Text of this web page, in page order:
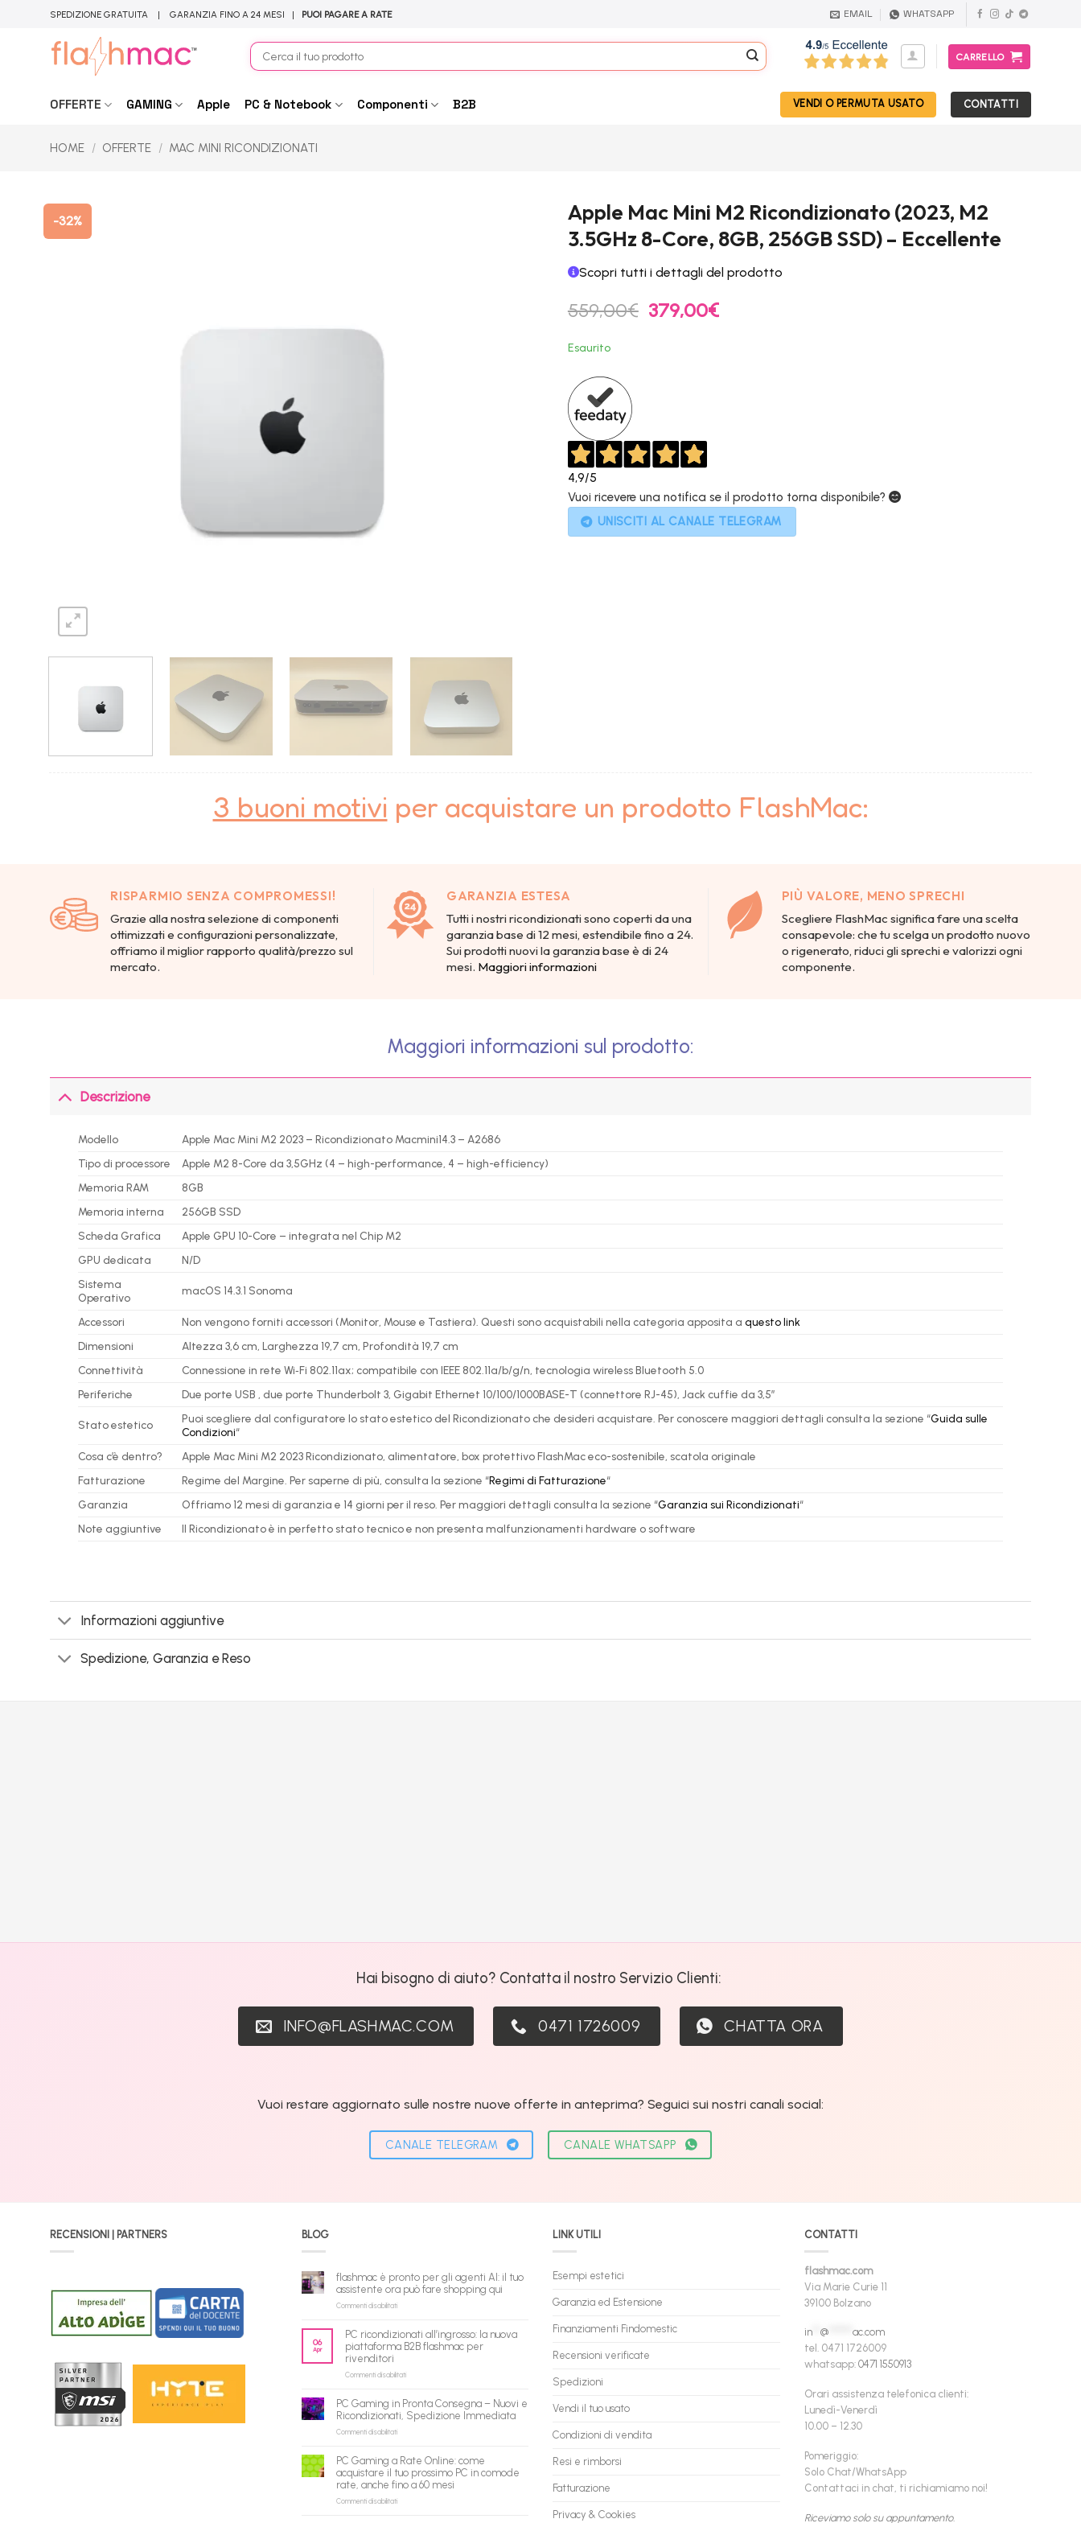
SPEDIZIONE GRATUITA | GARANZIA FINO A 24 MESI | PUOI PAGARE A RATE EMAIL WHATSAPP
Cerca:
CARRELLO
OFFERTE GAMING Apple PC & Notebook Componenti B2B VENDI O PERMUTA USATO CONTATTI
HOME / OFFERTE / MAC MINI RICONDIZIONATI
-32%
Apple Mac Mini M2 Ricondizionato (2023, M2
3.5GHz 8-Core, 8GB, 256GB SSD) – Eccellente
Scopri tutti i dettagli del prodotto
559,00€ Il
prezzo
379,00€Il
prezzo
Esaurito
4,9/5
Vuoi ricevere una notifica se il prodotto torna disponibile?
UNISCITI AL CANALE TELEGRAM
3 buoni motivi per acquistare un prodotto FlashMac:
RISPARMIO SENZA COMPROMESSI!
Grazie alla nostra selezione di componenti
ottimizzati e configurazioni personalizzate,
offriamo il miglior rapporto qualità/prezzo sul
mercato.
GARANZIA ESTESA
Tutti i nostri ricondizionati sono coperti da una
garanzia base di 12 mesi, estendibile fino a 24.
Sui prodotti nuovi la garanzia base è di 24
mesi. Maggiori informazioni
PIÙ VALORE, MENO SPRECHI
Scegliere FlashMac significa fare una scelta
consapevole: che tu scelga un prodotto nuovo
o rigenerato, riduci gli sprechi e valorizzi ogni
componente.
Maggiori informazioni sul prodotto:
Descrizione
Modello
Apple Mac Mini M2 2023 – Ricondizionato Macmini14.3 – A2686
Tipo di processore
Apple M2 8-Core da 3,5GHz (4 – high-performance, 4 – high-efficiency)
Memoria RAM
8GB
Memoria interna
256GB SSD
Scheda Grafica
Apple GPU 10-Core – integrata nel Chip M2
GPU dedicata
N/D
Sistema
Operativo
macOS 14.3.1 Sonoma
Accessori Non vengono forniti accessori (Monitor, Mouse e Tastiera). Questi sono acquistabili nella categoria apposita a questo link
Dimensioni
Altezza 3,6 cm, Larghezza 19,7 cm, Profondità 19,7 cm
Connettività
Connessione in rete Wi‑Fi 802.11ax; compatibile con IEEE 802.11a/b/g/n, tecnologia wireless Bluetooth 5.0
Periferiche
Due porte USB , due porte Thunderbolt 3, Gigabit Ethernet 10/100/1000BASE-T (connettore RJ-45), Jack cuffie da 3,5″
Stato estetico Puoi scegliere dal configuratore lo stato estetico del Ricondizionato che desideri acquistare. Per conoscere maggiori dettagli consulta la sezione “Guida sulle
Condizioni“
Cosa c’è dentro?
Apple Mac Mini M2 2023 Ricondizionato, alimentatore, box protettivo FlashMac eco-sostenibile, scatola originale
Fatturazione
Regime del Margine. Per saperne di più, consulta la sezione “Regimi di Fatturazione“
Garanzia
Offriamo 12 mesi di garanzia e 14 giorni per il reso. Per maggiori dettagli consulta la sezione “Garanzia sui Ricondizionati“
Note aggiuntive
Il Ricondizionato è in perfetto stato tecnico e non presenta malfunzionamenti hardware o software
Informazioni aggiuntive
Spedizione, Garanzia e Reso
Hai bisogno di aiuto? Contatta il nostro Servizio Clienti:
INFO@FLASHMAC.COM 0471 1726009 CHATTA ORA
Vuoi restare aggiornato sulle nostre nuove offerte in anteprima? Seguici sui nostri canali social:
CANALE TELEGRAM CANALE WHATSAPP
RECENSIONI | PARTNERS BLOG
flashmac è pronto per gli agenti AI: il tuo
assistente ora può fare shopping qui
Commenti disabilitatisu
pronto
per
agenti
tuo
assistente
shopping
qui
06
Apr
PC ricondizionati all’ingrosso: la nuova
piattaforma B2B flashmac per
rivenditori
Commenti disabilitatisu
all’ingrosso:
la
flashmac
per
rivenditori
PC Gaming in Pronta Consegna – Nuovi e
Ricondizionati, Spedizione Immediata
Commenti disabilitatisu
in
Pronta
Consegna
–
PC Gaming a Rate Online: come
acquistare il tuo prossimo PC in comode
rate, anche fino a 60 mesi
Commenti disabilitatisu
LINK UTILI
Esempi estetici
Garanzia ed Estensione
Finanziamenti Findomestic
Recensioni verificate
Spedizioni
Vendi il tuo usato
Condizioni di vendita
Resi e rimborsi
Fatturazione
Privacy & Cookies
CONTATTI
flashmac.com
Via Marie Curie 11
39100 Bolzano
in** @****** ac.com
tel. 0471 1726009
whatsapp: 0471 1550913
Orari assistenza telefonica clienti:
Lunedì-Venerdì
10.00 – 12.30
Pomeriggio:
Solo Chat/WhatsApp
Contattaci in chat, ti richiamiamo noi!
Riceviamo solo su appuntamento.